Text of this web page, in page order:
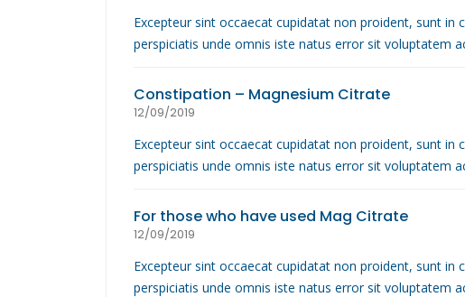
Excepteur sint occaecat cupidatat non proident, sunt
perspiciatis unde omnis iste natus error sit voluptatem
Constipation – Magnesium Citrate
12/09/2019
Excepteur sint occaecat cupidatat non proident, sunt
perspiciatis unde omnis iste natus error sit voluptatem
For those who have used Mag Citrate
12/09/2019
Excepteur sint occaecat cupidatat non proident, sunt
perspiciatis unde omnis iste natus error sit voluptatem